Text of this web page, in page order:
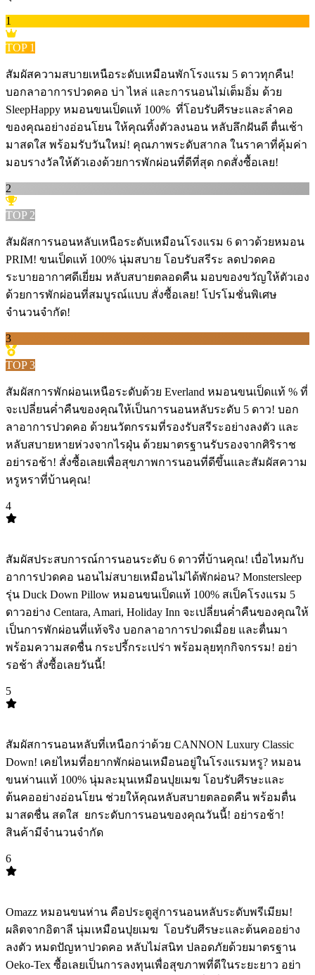
1
TOP 1
สัมผัสความสบายเหนือระดับเหมือนพักโรงแรม 5 ดาวทุกคืน!
บอกลาอาการปวดคอ บ่า ไหล่ และการนอนไม่เต็มอิ่ม ด้วย
SleepHappy หมอนขนเป็ดแท้ 100% ️ ที่โอบรับศีรษะและลำคอ
ของคุณอย่างอ่อนโยน ให้คุณทิ้งตัวลงนอน หลับลึกฝันดี ตื่นเช้า
มาสดใส พร้อมรับวันใหม่! คุณภาพระดับสากล ในราคาที่คุ้มค่า
มอบรางวัลให้ตัวเองด้วยการพักผ่อนที่ดีที่สุด กดสั่งซื้อเลย!
2
TOP 2
สัมผัสการนอนหลับเหนือระดับเหมือนโรงแรม 6 ดาวด้วยหมอน
PRIM! ขนเป็ดแท้ 100% นุ่มสบาย โอบรับสรีระ ลดปวดคอ ️
ระบายอากาศดีเยี่ยม หลับสบายตลอดคืน มอบของขวัญให้ตัวเอง
ด้วยการพักผ่อนที่สมบูรณ์แบบ สั่งซื้อเลย! โปรโมชั่นพิเศษ
จำนวนจำกัด!
3
TOP3
สัมผัสการพักผ่อนเหนือระดับด้วย Everland หมอนขนเป็ดแท้ % ที่
จะเปลี่ยนค่ำคืนของคุณให้เป็นการนอนหลับระดับ 5 ดาว! บอก
ลาอาการปวดคอ ด้วยนวัตกรรมที่รองรับสรีระอย่างลงตัว และ
หลับสบายหายห่วงจากไรฝุ่น ด้วยมาตรฐานรับรองจากศิริราช
อย่ารอช้า! สั่งซื้อเลยเพื่อสุขภาพการนอนที่ดีขึ้นและสัมผัสความ
หรูหราที่บ้านคุณ!
4
สัมผัสประสบการณ์การนอนระดับ 6 ดาวที่บ้านคุณ! เบื่อไหมกับ
อาการปวดคอ นอนไม่สบายเหมือนไม่ได้พักผ่อน? Monstersleep
รุ่น Duck Down Pillow หมอนขนเป็ดแท้ 100% สเป็คโรงแรม 5
ดาวอย่าง Centara, Amari, Holiday Inn จะเปลี่ยนค่ำคืนของคุณให้
เป็นการพักผ่อนที่แท้จริง บอกลาอาการปวดเมื่อย และตื่นมา
พร้อมความสดชื่น กระปรี้กระเปร่า พร้อมลุยทุกกิจกรรม! อย่า
รอช้า สั่งซื้อเลยวันนี้!
5
สัมผัสการนอนหลับที่เหนือกว่าด้วย CANNON Luxury Classic
Down! เคยไหมที่อยากพักผ่อนเหมือนอยู่ในโรงแรมหรู? หมอน
ขนห่านแท้ 100% นุ่มละมุนเหมือนปุยเมฆ️ โอบรับศีรษะและ
ต้นคออย่างอ่อนโยน ช่วยให้คุณหลับสบายตลอดคืน พร้อมตื่น
มาสดชื่น สดใส ️ ยกระดับการนอนของคุณวันนี้! อย่ารอช้า!
สินค้ามีจำนวนจำกัด
6
Omazz หมอนขนห่าน คือประตูสู่การนอนหลับระดับพรีเมียม!
ผลิตจากอิตาลี นุ่มเหมือนปุยเมฆ ️ โอบรับศีรษะและต้นคออย่าง
ลงตัว หมดปัญหาปวดคอ หลับไม่สนิท ปลอดภัยด้วยมาตรฐาน
Oeko-Tex ซื้อเลยเป็นการลงทุนเพื่อสุขภาพที่ดีในระยะยาว อย่า